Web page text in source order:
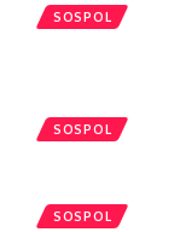
SOSPOL
SOSPOL
SOSPOL